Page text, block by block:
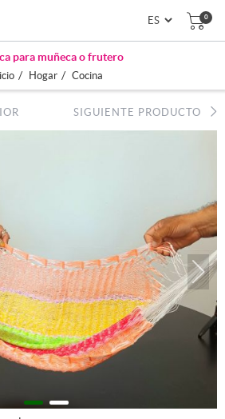
0
para muñeca o frutero
/ Hogar / Cocina
SIGUIENTE PRODUCTO